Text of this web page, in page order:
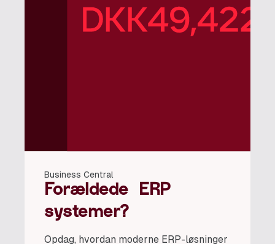
Business Central
Forældede ERP
systemer?
Opdag, hvordan moderne ERP-løsninger